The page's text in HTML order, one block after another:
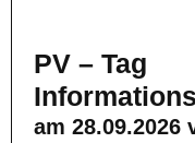
PV – Tag
am 28.09.2026